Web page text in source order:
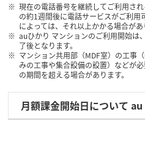
現在の電話番号を継続してご利用さ
の約1週間後に電話サービスがご利
によっては、それ以上かかる場合があ
auひかり マンションのご利用開始は
了後となります。
マンション共用部（MDF室）の工事
みの工事や集合設備の設置）などが
の期間を超える場合があります。
月額課金開始日について